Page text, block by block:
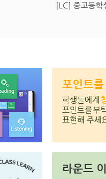
[LC] 중고등
포인트
학생들에게
포인트를 부
표현해 주세
라운드